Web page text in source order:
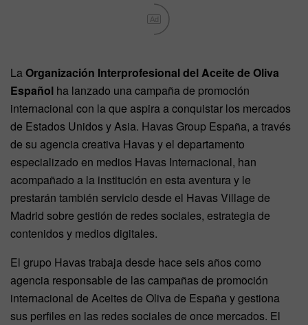
Ad
LaOrganización Interprofesional del Aceite de Oliva
Español ha lanzado una campaña de promoción
internacional con la que aspira a conquistar los mercados
de Estados Unidos y Asia. Havas Group España, a través
de su agencia creativa Havas y el departamento
especializado en medios Havas Internacional, han
acompañado a la institución en esta aventura y le
prestarán también servicio desde el Havas Village de
Madrid sobre gestión de redes sociales, estrategia de
contenidos y medios digitales.
El grupo Havas trabaja desde hace seis años como
agencia responsable de las campañas de promoción
internacional de Aceites de Oliva de España y gestiona
sus perfiles en las redes sociales de once mercados. El